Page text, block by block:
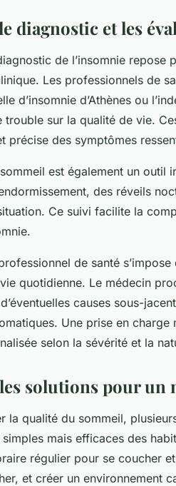
diagnostic et les
de l’insomnie
Les professionnels de
d’insomnie d’Athènes ou
trouble sur la qualité de vie.
précise des symptômes
est également un outil
des réveils
Ce suivi facilite la
de santé
quotidienne. Le médecin
causes sous-
Une prise en
selon la sévérité et la
solutions pour un
la qualité du sommeil,
mais efficaces des
régulier pour se coucher
et créer un environnement